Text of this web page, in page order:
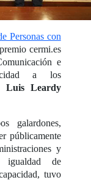
Personas con
cermi.es
e
a los
Luis Leardy
galardones,
públicamente
y
igualdad de
tuvo